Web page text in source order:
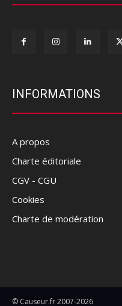
INFORMATIONS
A propos
Charte éditoriale
CGV - CGU
Cookies
Charte de modération
© Causeur.fr 2007-2026